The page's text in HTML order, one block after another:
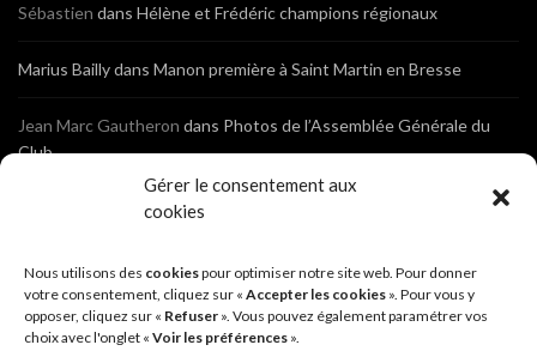
Gérer le consentement aux
cookies
Nous utilisons des cookiespour optimiser notre site web. Pour donner
votre consentement, cliquez sur « Accepter les cookies ». Pour vous y
opposer, cliquez sur « Refuser ». Vous pouvez également paramétrer vos
choix avec l'onglet « Voir les préférences ».
Sébastien dans Hélène et Frédéric champions régionaux
Marius Baillydans Manon première à Saint Martin en Bresse
Jean Marc Gautheron dans Photos de l’Assemblée Générale du
Club
Photos de l’Assemblée Générale du Club
Sébastien dans Cyclocross de Brochon (21)
Breniauxdans Cyclocross de Brochon (21)